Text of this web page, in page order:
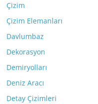
Çizim
Çizim Elemanları
Davlumbaz
Dekorasyon
Demiryolları
Deniz Aracı
Detay Çizimleri